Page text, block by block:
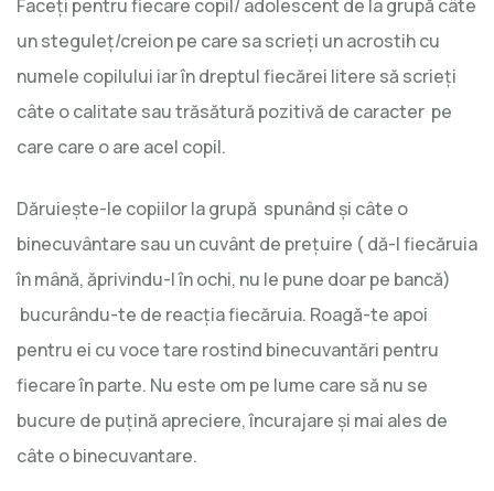
Faceţi pentru fiecare copil/ adolescent de la grupă câte
un steguleţ/creion pe care sa scrieţi un acrostih cu
numele copilului iar în dreptul fiecărei litere să scrieţi
câte o calitate sau trăsătură pozitivă de caracter pe
care care o are acel copil.
Dăruieşte-le copiilor la grupă spunând şi câte o
binecuvântare sau un cuvânt de preţuire ( dă-l fiecăruia
în mână, ăprivindu-l în ochi, nu le pune doar pe bancă)
bucurându-te de reacţia fiecăruia. Roagă-te apoi
pentru ei cu voce tare rostind binecuvantări pentru
fiecare în parte. Nu este om pe lume care să nu se
bucure de puţină apreciere, încurajare şi mai ales de
câte o binecuvantare.